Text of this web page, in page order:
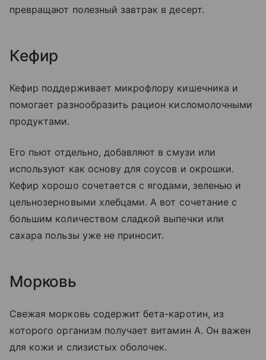
превращают полезный завтрак в десерт.
Кефир
Кефир поддерживает микрофлору кишечника и
помогает разнообразить рацион кисломолочными
продуктами.
Его пьют отдельно, добавляют в смузи или
используют как основу для соусов и окрошки.
Кефир хорошо сочетается с ягодами, зеленью и
цельнозерновыми хлебцами. А вот сочетание с
большим количеством сладкой выпечки или
сахара пользы уже не приносит.
Морковь
Свежая морковь содержит бета-каротин, из
которого организм получает витамин A. Он важен
для кожи и слизистых оболочек.